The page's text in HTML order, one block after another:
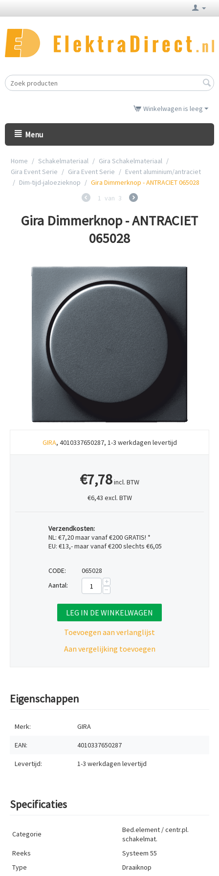
Winkelwagen is leeg
Menu
Home / Schakelmateriaal / Gira Schakelmateriaal /
Gira Event Serie / Gira Event Serie / Event aluminium/antraciet
/ Dim-tijd-jaloezieknop / Gira Dimmerknop - ANTRACIET 065028
1 van 3
Gira Dimmerknop - ANTRACIET
065028
GIRA, 4010337650287, 1-3 werkdagen levertijd
€7,78incl. BTW
€6,43 excl. BTW
Verzendkosten:
NL: €7,20 maar vanaf €200 GRATIS! *
EU: €13,- maar vanaf €200 slechts €6,05
CODE:
065028
Aantal:
+
−
LEG IN DE WINKELWAGEN
Toevoegen aan verlanglijst
Aan vergelijking toevoegen
Eigenschappen
Merk: GIRA
EAN: 4010337650287
Levertijd: 1-3 werkdagen levertijd
Specificaties
Categorie
Bed.element / centr.pl.
schakelmat.
Reeks
Systeem 55
Type
Draaiknop